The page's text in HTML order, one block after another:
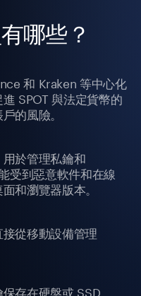
哪些？
和 Kraken 等中心化
SPOT 與法定貨幣的
的風險。
於管理私鑰和
受到惡意軟件和在線
和瀏覽器版本。
從移動設備管理
存在硬盤或 SSD